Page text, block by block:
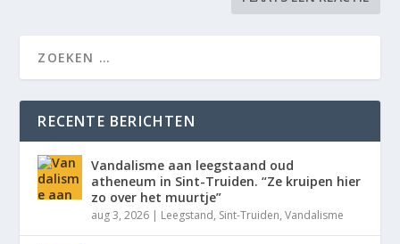
RECENTE BERICHTEN
Vandalisme aan leegstaand oud
atheneum in Sint-Truiden. “Ze kruipen hier
zo over het muurtje”
aug 3, 2026 | Leegstand, Sint-Truiden,Vandalisme